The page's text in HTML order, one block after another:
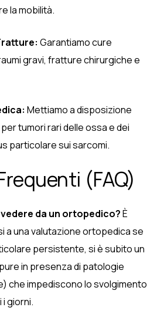
la mobilità.
Garantiamo cure
gravi, fratture chirurgiche e
Mettiamo a disposizione
tumori rari delle ossa e dei
particolare sui sarcomi.
(FAQ)
da un ortopedico?È
a una valutazione ortopedica se
persistente, si è subito un
in presenza di patologie
che impediscono lo svolgimento
giorni.